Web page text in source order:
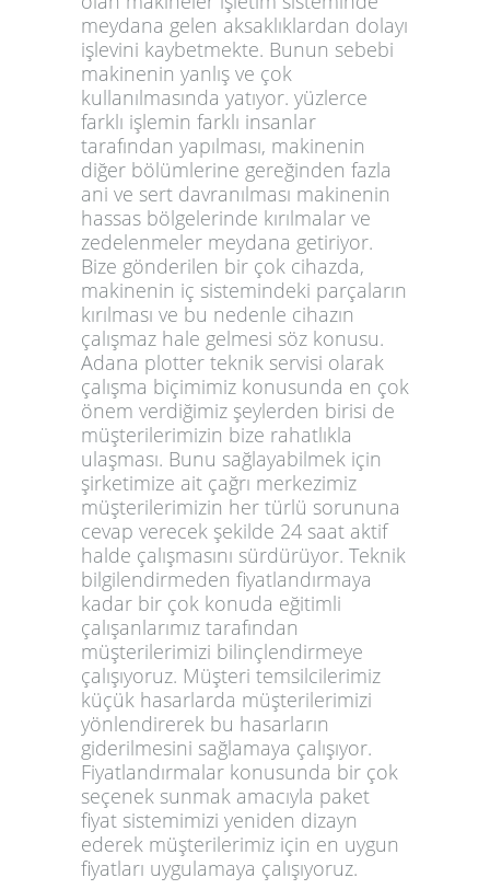
meydana gelen aksaklıklardan dolayı
işlevini kaybetmekte. Bunun sebebi
makinenin yanlış ve çok
kullanılmasında yatıyor. yüzlerce
farklı işlemin farklı insanlar
tarafından yapılması, makinenin
diğer bölümlerine gereğinden fazla
ani ve sert davranılması makinenin
hassas bölgelerinde kırılmalar ve
zedelenmeler meydana getiriyor.
Bize gönderilen bir çok cihazda,
makinenin iç sistemindeki parçaların
kırılması ve bu nedenle cihazın
çalışmaz hale gelmesi söz konusu.
Adana plotter teknik servisi olarak
çalışma biçimimiz konusunda en çok
önem verdiğimiz şeylerden birisi de
müşterilerimizin bize rahatlıkla
ulaşması. Bunu sağlayabilmek için
şirketimize ait çağrı merkezimiz
müşterilerimizin her türlü sorununa
cevap verecek şekilde 24 saat aktif
halde çalışmasını sürdürüyor. Teknik
bilgilendirmeden fiyatlandırmaya
kadar bir çok konuda eğitimli
çalışanlarımız tarafından
müşterilerimizi bilinçlendirmeye
çalışıyoruz. Müşteri temsilcilerimiz
küçük hasarlarda müşterilerimizi
yönlendirerek bu hasarların
giderilmesini sağlamaya çalışıyor.
Fiyatlandırmalar konusunda bir çok
seçenek sunmak amacıyla paket
fiyat sistemimizi yeniden dizayn
ederek müşterilerimiz için en uygun
fiyatları uygulamaya çalışıyoruz.